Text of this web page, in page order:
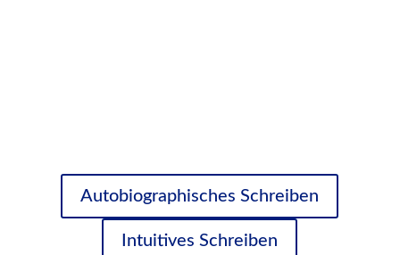
Autobiographisches Schreiben
Intuitives Schreiben